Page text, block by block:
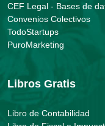
CEF Legal - Bases de
Convenios Colectivos
TodoStartups
PuroMarketing
Libros Gratis
Libro de Contabilidad